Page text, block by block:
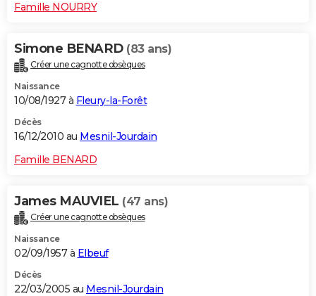
Famille NOURRY
Simone BENARD (83 ans)
Créer une cagnotte obsèques
Naissance
10/08/1927 à Fleury-la-Forêt
Décès
16/12/2010 au Mesnil-Jourdain
Famille BENARD
James MAUVIEL (47 ans)
Créer une cagnotte obsèques
Naissance
02/09/1957 à Elbeuf
Décès
22/03/2005 au Mesnil-Jourdain